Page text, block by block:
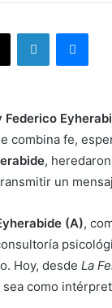
X LinkedIn
Federico
combina fe,
,
un
(A),
Hoy, desdeLa
sea como